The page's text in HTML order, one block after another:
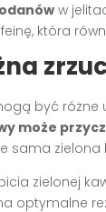
w
która
być
może
sama
zielonej
optymalne